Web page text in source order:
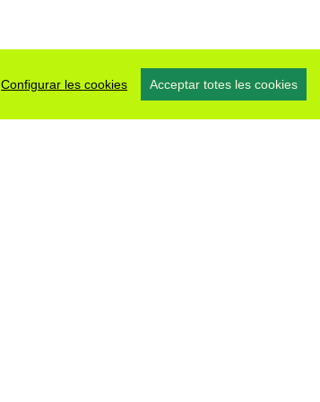
Configurar les cookies Acceptar totes les cookies